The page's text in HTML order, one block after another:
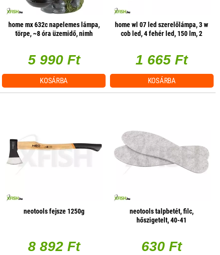
home mx 632c napelemes lámpa,
törpe, ~8 óra üzemidő, nimh
5 990 Ft
KOSÁRBA
home wl 07 led szerelőlámpa, 3 w
cob led, 4 fehér led, 150 lm, 2
1 665 Ft
KOSÁRBA
neotools fejsze 1250g
8 892 Ft
neotools talpbetét, filc,
hőszigetelt, 40-41
630 Ft